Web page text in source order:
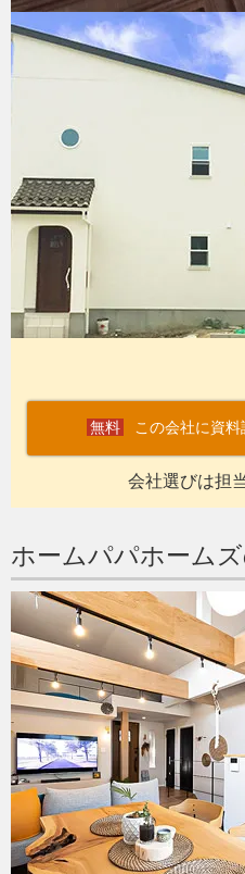
この会社に資
会社選びは担
ホームパパホーム